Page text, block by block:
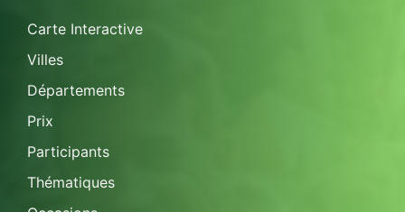
Carte Interactive
Villes
Départements
Prix
Participants
Thématiques